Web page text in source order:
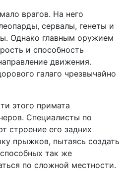
врагов. На него
сервалы, генеты и
Однако главным оружием
и способность
движения.
галаго чрезвычайно
этого примата
Специалисты по
строение его задних
прыжков, пытаясь создать
так же
по сложной местности.